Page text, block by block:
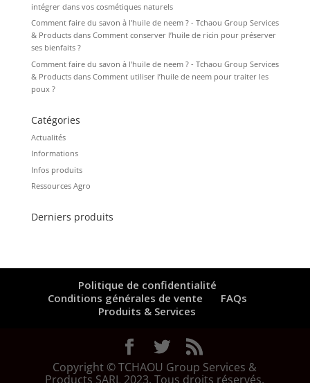
intégrer dans vos cosmétiques naturels
Comment faire du savon à l’huile de neem ? - Tchaou Group Services
& Productsdans Comment conserver l’huile de ricin pour préserver
ses bienfaits ?
Comment faire du savon à l’huile de neem ? - Tchaou Group Services
& Productsdans Comment utiliser l’huile de neem pour traiter les
poux ?
Catégories
Actualités
Informations
Infos produits
Ressources Agro
Derniers produits
Politique de confidentialité
Conditions générales de vente
FAQs
Produits & Services
Copyright © TCHAOU Group Services &
Products SARL 2023. Tous droits réservés.